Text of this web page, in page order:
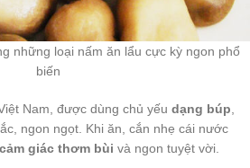
những loại nấm ăn lẩu cực kỳ ngon phổ
biến
Nam, được dùng chủ yếu dạng búp
ngon ngọt. Khi ăn, cắn nhẹ cái nước
cảm giác thơm bùi và ngon tuyệt vời.